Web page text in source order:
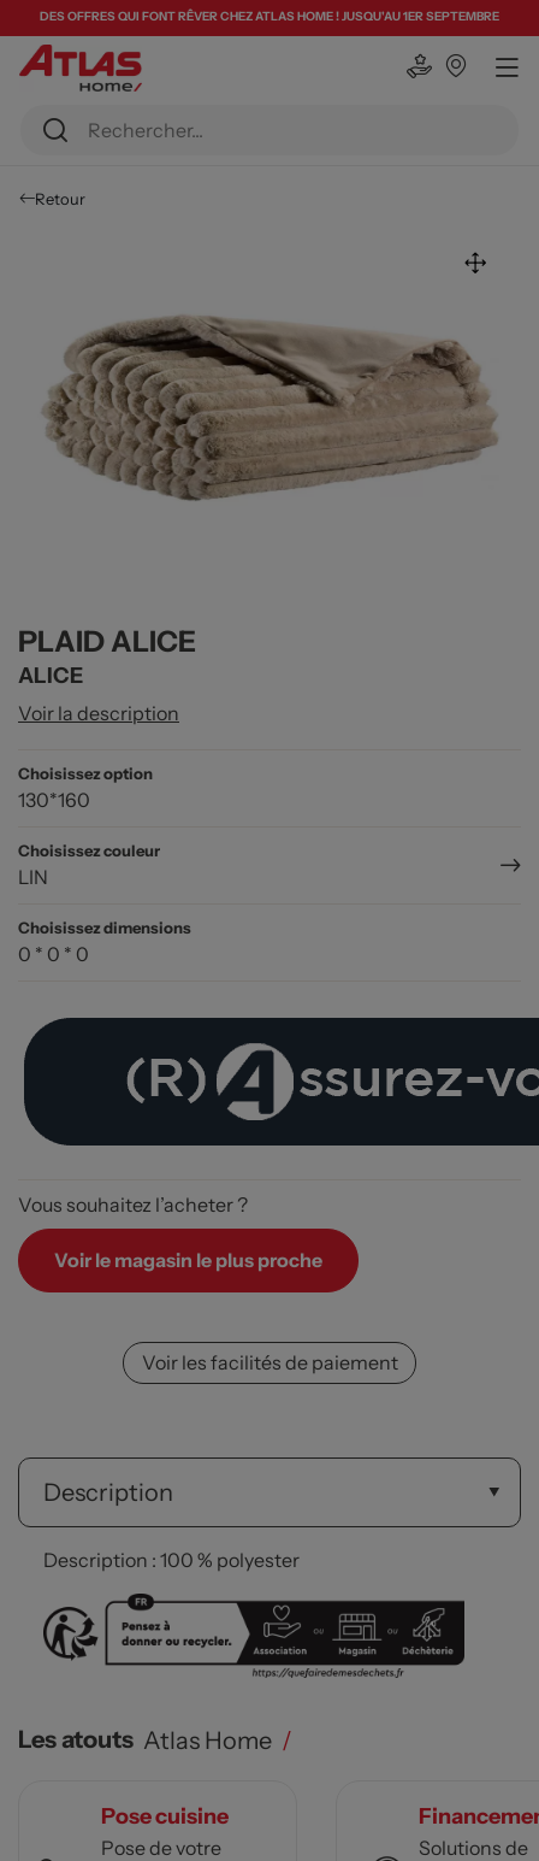
DES OFFRES QUI FONT RÊVER CHEZ ATLAS HOME ! JUSQU'AU 1ER SEPTEMBRE
Retour
PLAID ALICE
ALICE
Voir la description
Choisissez option
130*160
Choisissez couleur
LIN
Choisissez dimensions
0 * 0 * 0
Vous souhaitez l’acheter ?
Voir le magasin le plus proche
Voir les facilités de paiement
Description
Description : 100 % polyester
Les atouts Atlas Home /
Pose cuisine
Pose de votre
Solutions de